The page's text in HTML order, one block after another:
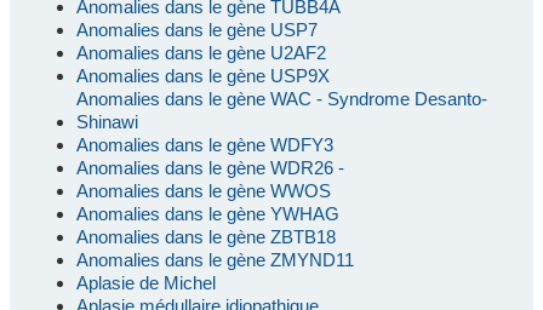
Anomalies dans le gène TUBB4A
Anomalies dans le gène USP7
Anomalies dans le gène U2AF2
Anomalies dans le gène USP9X
Anomalies dans le gène WAC - Syndrome Desanto-
Shinawi
Anomalies dans le gène WDFY3
Anomalies dans le gène WDR26 -
Anomalies dans le gène WWOS
Anomalies dans le gène YWHAG
Anomalies dans le gène ZBTB18
Anomalies dans le gène ZMYND11
Aplasie de Michel
Aplasie médullaire idiopathique